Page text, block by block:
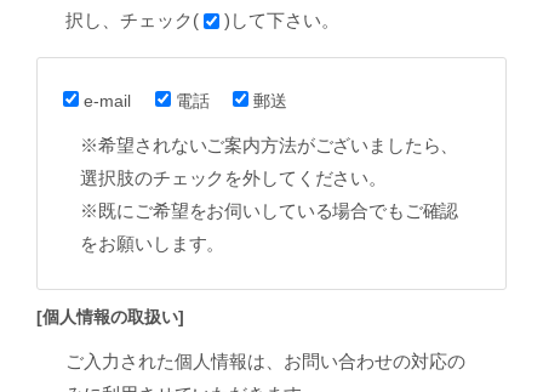
択し、チェック(
)して下さい。
e-mail 電話 郵送
※希望されないご案内方法がございましたら、
選択肢のチェックを外してください。
※既にご希望をお伺いしている場合でもご確認
をお願いします。
[個人情報の取扱い]
ご入力された個人情報は、お問い合わせの対応の